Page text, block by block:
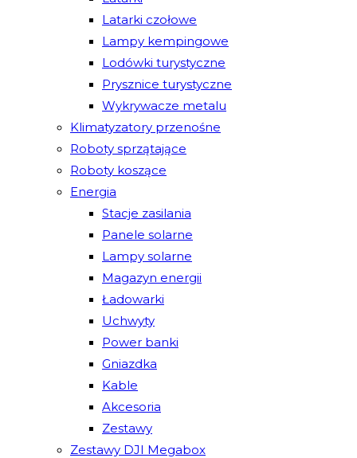
Latarki czołowe
Lampy kempingowe
Lodówki turystyczne
Prysznice turystyczne
Wykrywacze metalu
Klimatyzatory przenośne
Roboty sprzątające
Roboty koszące
Energia
Stacje zasilania
Panele solarne
Lampy solarne
Magazyn energii
Ładowarki
Uchwyty
Power banki
Gniazdka
Kable
Akcesoria
Zestawy
Zestawy DJI Megabox